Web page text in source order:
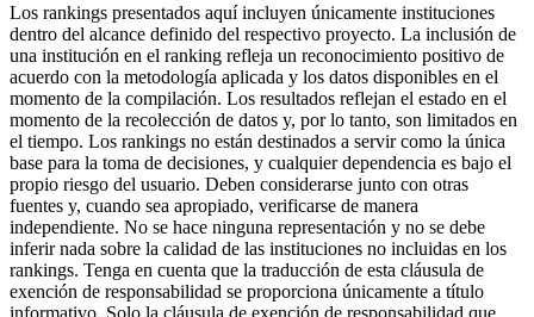
Los rankings presentados aquí incluyen únicamente instituciones
dentro del alcance definido del respectivo proyecto. La inclusión de
una institución en el ranking refleja un reconocimiento positivo de
acuerdo con la metodología aplicada y los datos disponibles en el
momento de la compilación. Los resultados reflejan el estado en el
momento de la recolección de datos y, por lo tanto, son limitados en
el tiempo. Los rankings no están destinados a servir como la única
base para la toma de decisiones, y cualquier dependencia es bajo el
propio riesgo del usuario. Deben considerarse junto con otras
fuentes y, cuando sea apropiado, verificarse de manera
independiente. No se hace ninguna representación y no se debe
inferir nada sobre la calidad de las instituciones no incluidas en los
rankings. Tenga en cuenta que la traducción de esta cláusula de
exención de responsabilidad se proporciona únicamente a título
informativo. Solo la cláusula de exención de responsabilidad que